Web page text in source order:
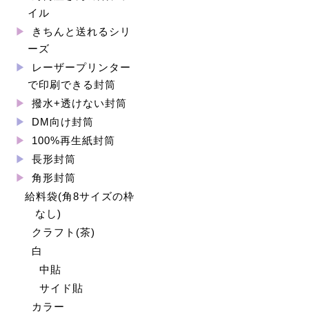
イル
きちんと送れるシリ
ーズ
レーザープリンター
で印刷できる封筒
撥水+透けない封筒
DM向け封筒
100%再生紙封筒
長形封筒
角形封筒
給料袋(角8サイズの枠
なし)
クラフト(茶)
白
中貼
サイド貼
カラー